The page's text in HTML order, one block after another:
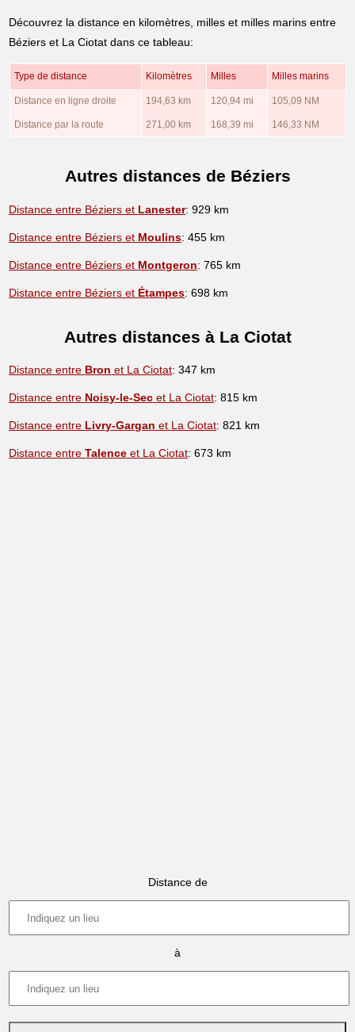
Découvrez la distance en kilomètres, milles et milles marins entre
Béziers et La Ciotat dans ce tableau:
Type de distance Kilomètres Milles Milles marins
Distance en ligne droite 194,63 km 120,94 mi 105,09 NM
Distance par la route 271,00 km 168,39 mi 146,33 NM
Autres distances de Béziers
Distance entre Béziers et Lanester: 929 km
Distance entre Béziers et Moulins: 455 km
Distance entre Béziers et Montgeron: 765 km
Distance entre Béziers et Étampes: 698 km
Autres distances à La Ciotat
Distance entre Bron et La Ciotat: 347 km
Distance entre Noisy-le-Sec et La Ciotat: 815 km
Distance entre Livry-Gargan et La Ciotat: 821 km
Distance entreTalence et La Ciotat: 673 km
Distance de
à